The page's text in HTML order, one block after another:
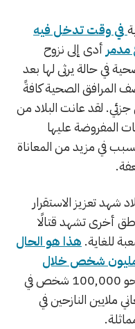
في وقت تدخل فيه
مدمر أدى إلى نزوح
في حالة يرثى لها بعد
المرافق الصحية كافةً
لقد عانت البلاد من
المفروضة عليها
في مزيد من المعاناة
شهد تعزيز الاستقرار
أخرى تشهد قتالًا
للغاية. هذا هو الحال
مليون شخص خلال
ويعيش ما يقدر بنحو 100,000 شخص في
ملايين النازحين في